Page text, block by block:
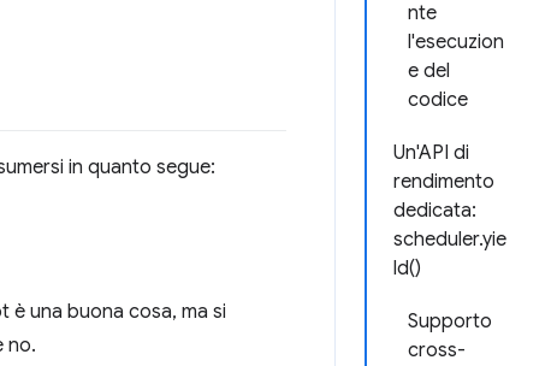
nte
l'esecuzion
e del
codice
Un'API di
rendimento
dedicata:
scheduler.yie
ld()
Supporto
cross-
in quanto segue:
è una buona cosa, ma si
no.